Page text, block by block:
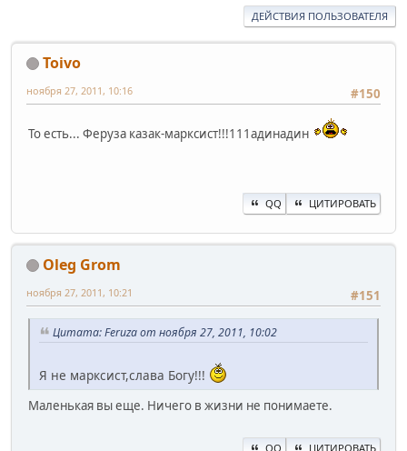
ДЕЙСТВИЯ ПОЛЬЗОВАТЕЛЯ
Toivo
#150
ноября 27, 2011, 10:16
То есть... Феруза казак-марксист!!!111адинадин
QQ ЦИТИРОВАТЬ
Oleg Grom
#151
ноября 27, 2011, 10:21
Цитата: Feruza от ноября 27, 2011, 10:02
Я не марксист,слава Богу!!!
Маленькая вы еще. Ничего в жизни не понимаете.
QQ ЦИТИРОВАТЬ